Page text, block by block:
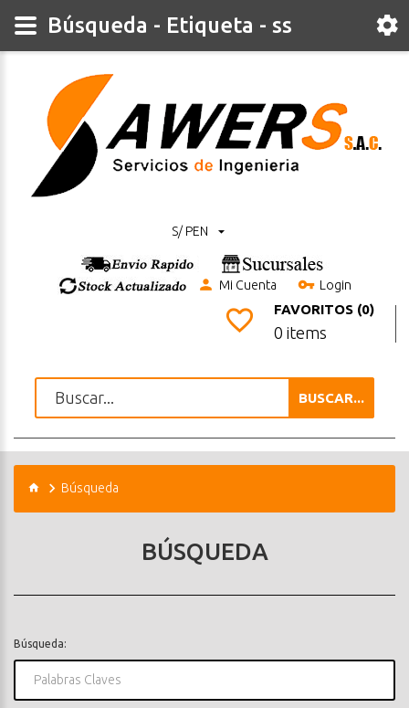
S/ PEN
Mi Cuenta Login
FAVORITOS (0)
0 items
BUSCAR...
Búsqueda
BÚSQUEDA
Búsqueda:
Búsqueda - Etiqueta - ss